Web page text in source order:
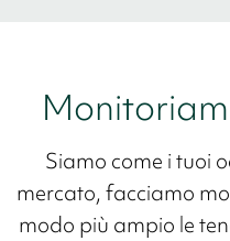
Siamo come i tuoi
mercato, facciamo
modo più ampio le